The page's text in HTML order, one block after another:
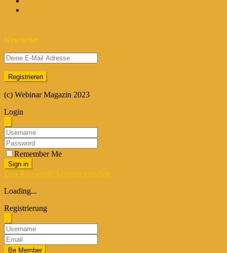
Newsletter
(c) Webinar Magazin 2023
Login
Remember Me
Sign in
Lost Password?Account erstellen
Loading...
Registrierung
Be Member